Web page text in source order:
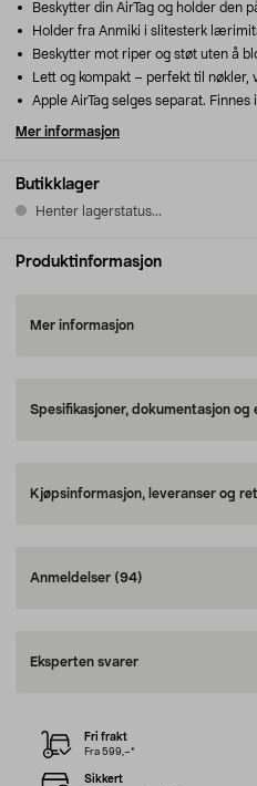
Butikklager
Henter lagerstatus...
Beskytter din AirTag og holder den
Holder fra Anmiki i slitesterk
Beskytter mot riper og støt uten å
Lett og kompakt – perfekt til nøkler,
Apple AirTag selges separat. Finnes
Mer informasjon
Produktinformasjon
Mer informasjon
Spesifikasjoner, dokumentasjon og
Kjøpsinformasjon, leveranser og
Anmeldelser (94)
Eksperten svarer
Fri frakt
Fra 599,–*
Sikkert